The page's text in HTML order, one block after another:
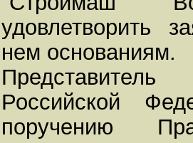
удовлетворить
нем основаниям.
Представитель
Российской
поручению